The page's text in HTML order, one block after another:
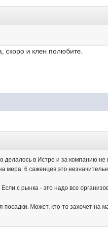
скоро и клен полюбите.
в Истре и за компанию
мера. 6 саженцев это
с рынка - это надо все
Может, кто-то захочет на